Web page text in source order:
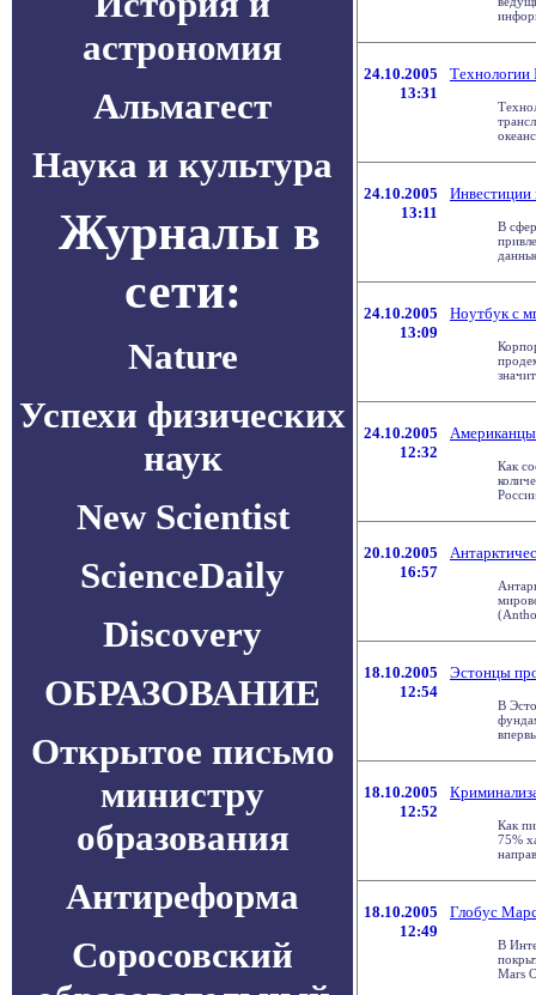
астрономия
Альмагест
Наука и культура
Журналы в
сети:
Nature
Успехи физических
наук
New Scientist
ScienceDaily
Discovery
ОБРАЗОВАНИЕ
Открытое письмо
министру
образования
Антиреформа
Соросовский
24.10.2005
13:31
Технологии
24.10.2005
13:11
Инвестиции
В
24.10.2005
13:09
Ноутбук с
24.10.2005
12:32
Американцы
Как
20.10.2005
16:57
18.10.2005
12:54
Эстонцы
В
18.10.2005
12:52
Как
75%
18.10.2005
12:49
Глобус
В
Mars